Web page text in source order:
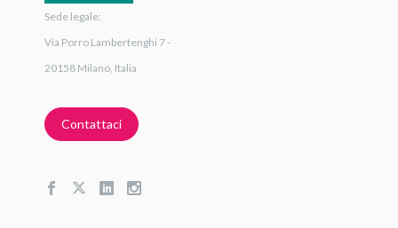
Sede legale:
Via Porro Lambertenghi 7 -
20158 Milano, Italia
Contattaci